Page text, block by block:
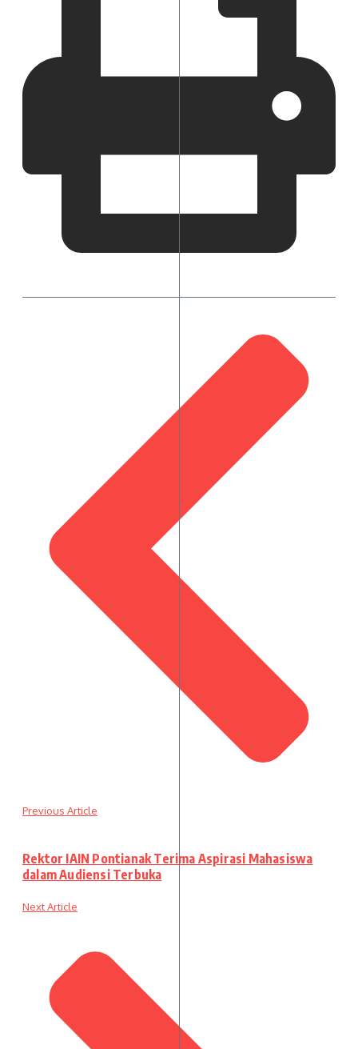
Previous Article
Rektor IAIN Pontianak Terima Aspirasi Mahasiswa
dalam Audiensi Terbuka
Next Article